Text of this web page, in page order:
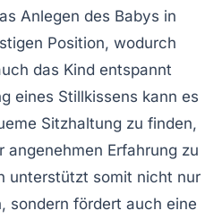
Anlegen des Babys in
Position, wodurch
das Kind entspannt
eines Stillkissens kann es
Sitzhaltung zu finden,
angenehmen Erfahrung zu
unterstützt somit nicht nur
sondern fördert auch eine